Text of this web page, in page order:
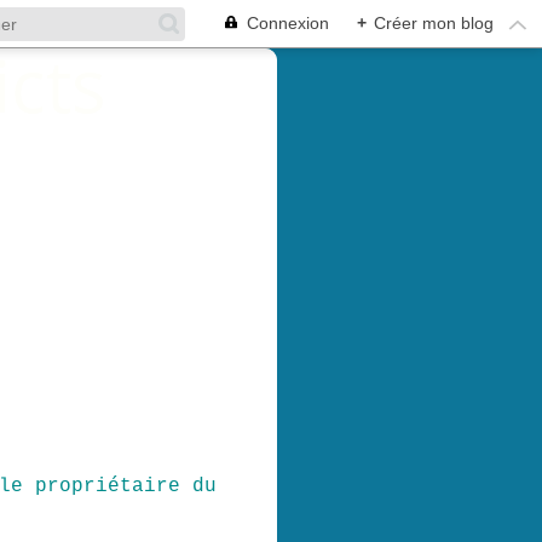
Connexion + Créer mon blog
propriétaire du